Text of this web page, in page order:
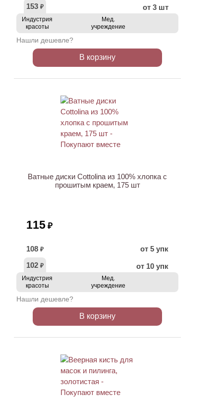
153 ₽ от 3 шт
Индустрия
красоты
Мед.
учреждение
Нашли дешевле?
В корзину
Ватные диски Cottolina из 100% хлопка с
прошитым краем, 175 шт
115 ₽
108 ₽
от 5 упк
102 ₽ от 10 упк
Индустрия
красоты
Мед.
учреждение
Нашли дешевле?
В корзину